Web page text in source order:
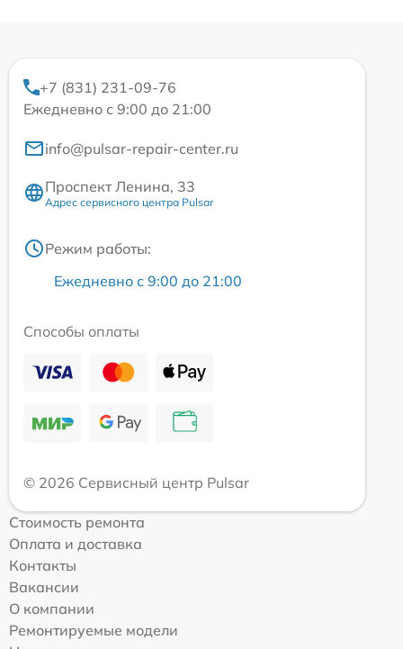
+7 (831) 231-09-76
Ежедневно с 9:00 до 21:00
info@pulsar-repair-center.ru
Проспект Ленина, 33
Адрес сервисного центра Pulsar
Режим работы:
Ежедневно с 9:00 до 21:00
Способы оплаты
© 2026 Сервисный центр Pulsar
Стоимость ремонта
Оплата и доставка
Контакты
Вакансии
О компании
Ремонтируемые модели